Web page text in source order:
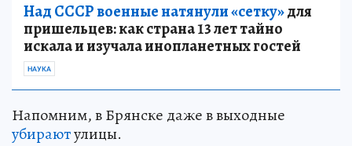
Над СССР военные натянули «сетку»для
пришельцев: как страна 13 лет тайно
искала и изучала инопланетных гостей
НАУКА
Напомним, в Брянске даже в выходные
убираютулицы.